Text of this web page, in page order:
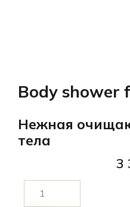
Body shower
Нежная
тела
3
Количество